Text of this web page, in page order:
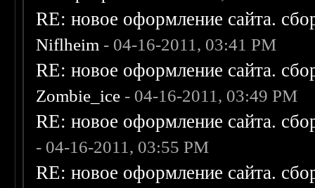
RE: новое оформление сайта.
Niflheim - 04-16-2011, 03:41 PM
RE: новое оформление сайта.
Zombie_ice - 04-16-2011, 03:49 PM
RE: новое оформление сайта.
- 04-16-2011, 03:55 PM
RE: новое оформление сайта.